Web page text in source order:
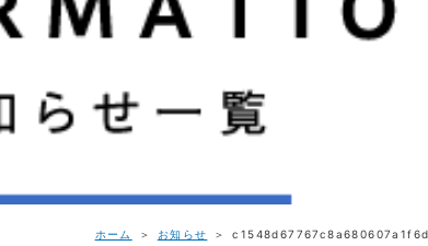
ホーム ＞ お知らせ ＞